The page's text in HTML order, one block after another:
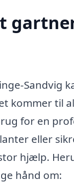
Sandvig
kommer til
for en
eller
hjælp.
hånd om: